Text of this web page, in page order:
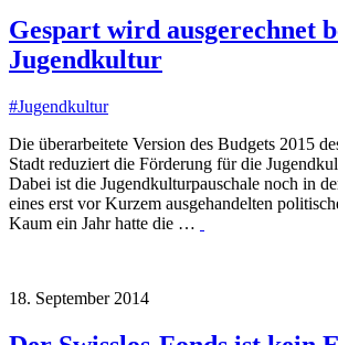
Gespart wird ausgerechnet
Jugendkultur
#Jugendkultur
Die überarbeitete Version des Budgets 2015
Stadt reduziert die Förderung für die
Dabei ist die Jugendkulturpauschale noch in
eines erst vor Kurzem ausgehandelten
Kaum ein Jahr hatte die …
18. September 2014